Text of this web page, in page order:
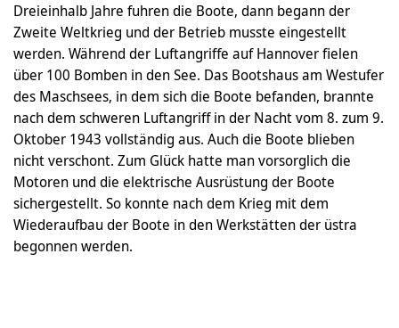
Dreieinhalb Jahre fuhren die Boote, dann begann der
Zweite Weltkrieg und der Betrieb musste eingestellt
werden. Während der Luftangriffe auf Hannover fielen
über 100 Bomben in den See. Das Bootshaus am Westufer
des Maschsees, in dem sich die Boote befanden, brannte
nach dem schweren Luftangriff in der Nacht vom 8. zum 9.
Oktober 1943 vollständig aus. Auch die Boote blieben
nicht verschont. Zum Glück hatte man vorsorglich die
Motoren und die elektrische Ausrüstung der Boote
sichergestellt. So konnte nach dem Krieg mit dem
Wiederaufbau der Boote in den Werkstätten der üstra
begonnen werden.